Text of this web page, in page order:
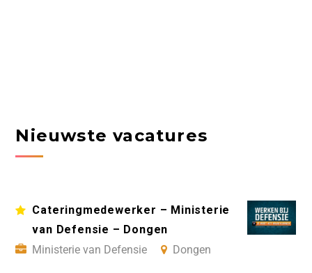
Nieuwste vacatures
Cateringmedewerker – Ministerie
van Defensie – Dongen
Ministerie van Defensie
Dongen